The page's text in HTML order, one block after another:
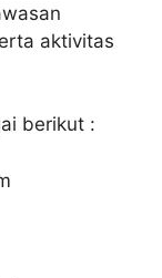
aktivitas
berikut :